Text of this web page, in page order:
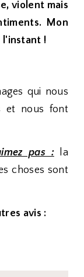
violent mais
Mon
l'instant !
qui nous
et nous font
pas :la
choses sont
avis :